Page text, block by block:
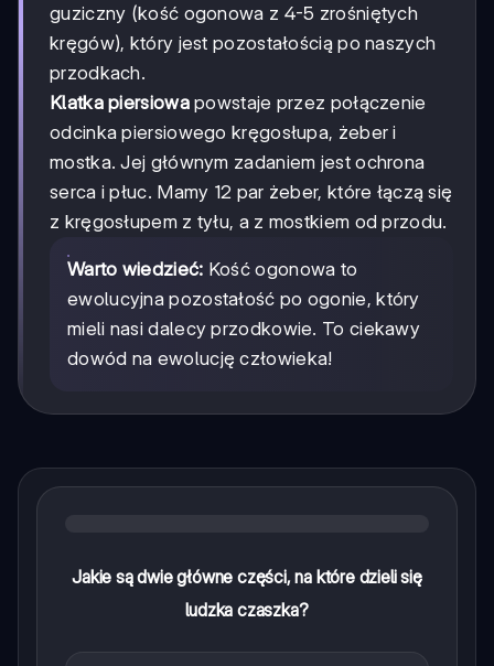
guziczny (kość ogonowa z 4-5 zrośniętych
kręgów), który jest pozostałością po naszych
przodkach.
Klatka piersiowapowstaje przez połączenie
odcinka piersiowego kręgosłupa, żeber i
mostka. Jej głównym zadaniem jest ochrona
serca i płuc. Mamy 12 par żeber, które łączą się
z kręgosłupem z tyłu, a z mostkiem od przodu.
Warto wiedzieć: Kość ogonowa to
ewolucyjna pozostałość po ogonie, który
mieli nasi dalecy przodkowie. To ciekawy
dowód na ewolucję człowieka!
Jakie są dwie główne części, na które dzieli się
ludzka czaszka?